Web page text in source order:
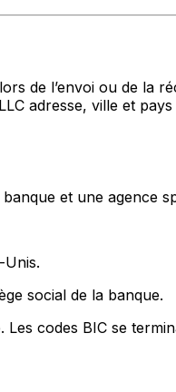
de l’envoi ou de la
adresse, ville et
et une agence
Unis.
social de la banque.
codes BIC se